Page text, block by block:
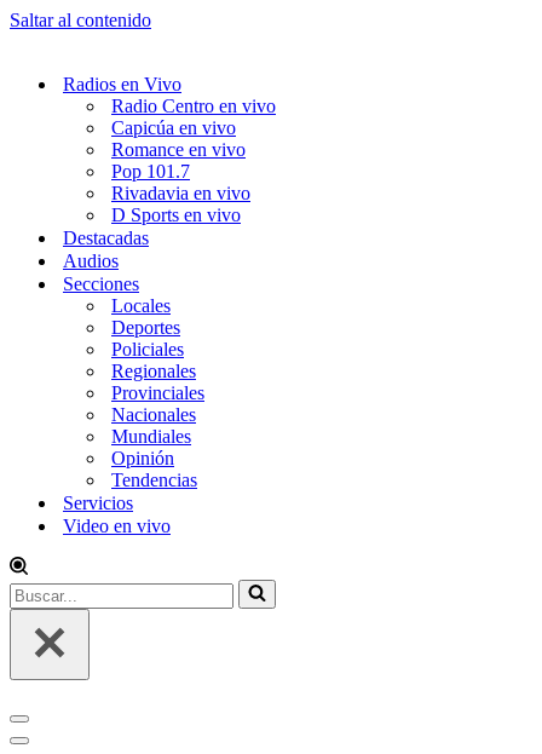
Saltar al contenido
Radios en Vivo
Radio Centro en vivo
Capicúa en vivo
Romance en vivo
Pop 101.7
Rivadavia en vivo
D Sports en vivo
Destacadas
Audios
Secciones
Locales
Deportes
Policiales
Regionales
Provinciales
Nacionales
Mundiales
Opinión
Tendencias
Servicios
Video en vivo
Buscar...
Menú
de
Menú